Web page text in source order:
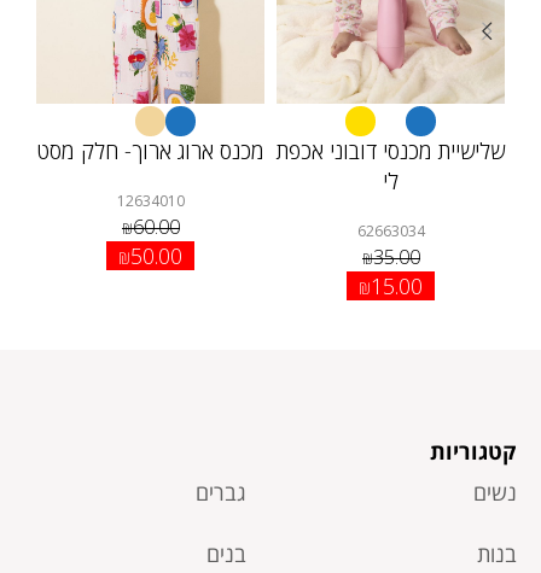
שלישיית מכנסי דובוני אכפת
לי
62663034
₪35.00
₪15.00
מכנס ארוג ארוך- חלק מסט
12634010
₪60.00
₪50.00
קטגוריות
נשים
גברים
בנות בנים